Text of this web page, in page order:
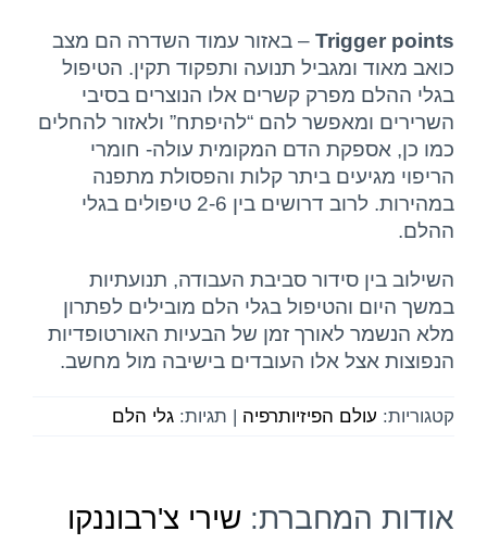
Trigger points – באזור עמוד השדרה הם מצב
כואב מאוד ומגביל תנועה ותפקוד תקין. הטיפול
בגלי ההלם מפרק קשרים אלו הנוצרים בסיבי
השרירים ומאפשר להם “להיפתח” ולאזור להחלים
כמו כן, אספקת הדם המקומית עולה- חומרי
הריפוי מגיעים ביתר קלות והפסולת מתפנה
במהירות. לרוב דרושים בין 2-6 טיפולים בגלי
ההלם.
השילוב בין סידור סביבת העבודה, תנועתיות
במשך היום והטיפול בגלי הלם מובילים לפתרון
מלא הנשמר לאורך זמן של הבעיות האורטופדיות
הנפוצות אצל אלו העובדים בישיבה מול מחשב.
קטגוריות: עולם הפיזיותרפיה | תגיות: גלי הלם
אודות המחברת: שירי צ'רבוננקו